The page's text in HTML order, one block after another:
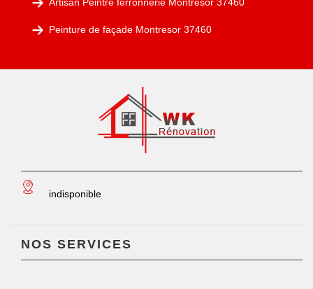
Peinture de façade Montresor 37460
indisponible
NOS SERVICES